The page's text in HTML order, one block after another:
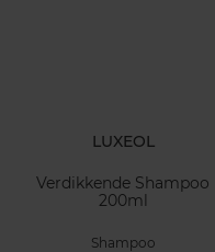
LUXEOL
Verdikkende Shampoo
200ml
Shampoo